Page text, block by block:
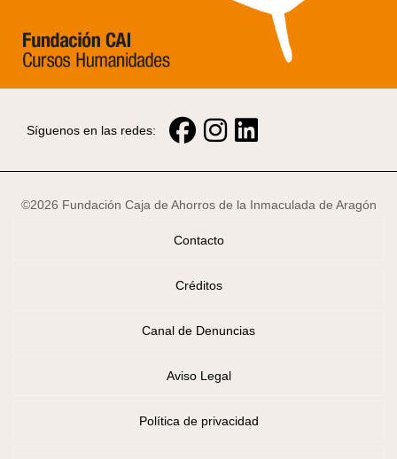
Síguenos en las redes:
©2026 Fundación Caja de Ahorros de la Inmaculada de Aragón
Contacto
Créditos
Canal de Denuncias
Aviso Legal
Política de privacidad